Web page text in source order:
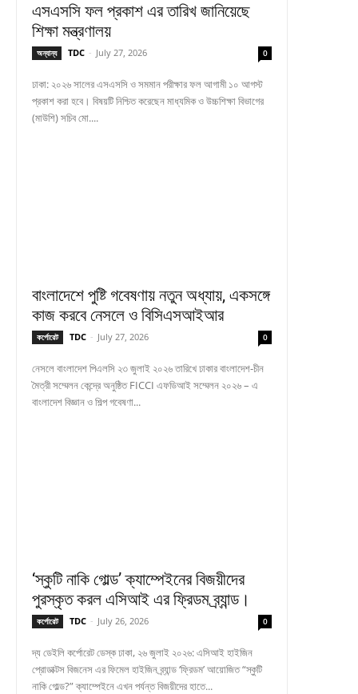
এসএসসি ফল প্রকাশ এর তারিখ জানিয়েছে
শিক্ষা মন্ত্রণালয়
অন্যান্য TDC - July 27, 2026 0
ঢাকা: ২০২৬ সালের এসএসসি ও সমমান পরীক্ষার ফল আগামী ১০ আগস্ট
প্রকাশ করা হবে। বিষয়টি নিশ্চিত করেছেন মাধ্যমিক ও উচ্চশিক্ষা বিভাগের
(মাউশি) সচিব মো....
বাংলাদেশে পুষ্টি গবেষণায় নতুন অধ্যায়, একসঙ্গে
কাজ করবে নেসলে ও বিসিএসআইআর
কর্পোরেট TDC - July 27, 2026 0
নেসলে বাংলাদেশ পিএলসি ২৩ জুলাই ২০২৬ তারিখে ঢাকার বাংলাদেশ-চীন
মৈত্রী সম্মেলন কেন্দ্রে অনুষ্ঠিত FICCI এফডিআই সম্মেলন ২০২৬ – এ
বাংলাদেশ বিজ্ঞান ও শিল্প গবেষণা...
‘স্কুটি নাকি গোল্ড’ ক্যাম্পেইনের বিজয়ীদের
পুরস্কৃত করল এসিআই এর ফ্রিডম ব্র্যান্ড।
কর্পোরেট TDC - July 26, 2026 0
দ্য ডেইলি কর্পোরেট ডেস্ক ঢাকা, ২৬ জুলাই ২০২৬: এসিআই হাইজিন
প্রোডাক্টস বিজনেস এর ফিমেল হাইজিন ব্র্যান্ড ‘ফ্রিডম’ আয়োজিত “স্কুটি
নাকি গোল্ড?” ক্যাম্পেইনে এখন পর্যন্ত বিজয়ীদের হাতে...